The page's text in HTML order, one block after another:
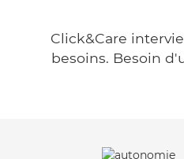
Click&Care
besoins. Besoin